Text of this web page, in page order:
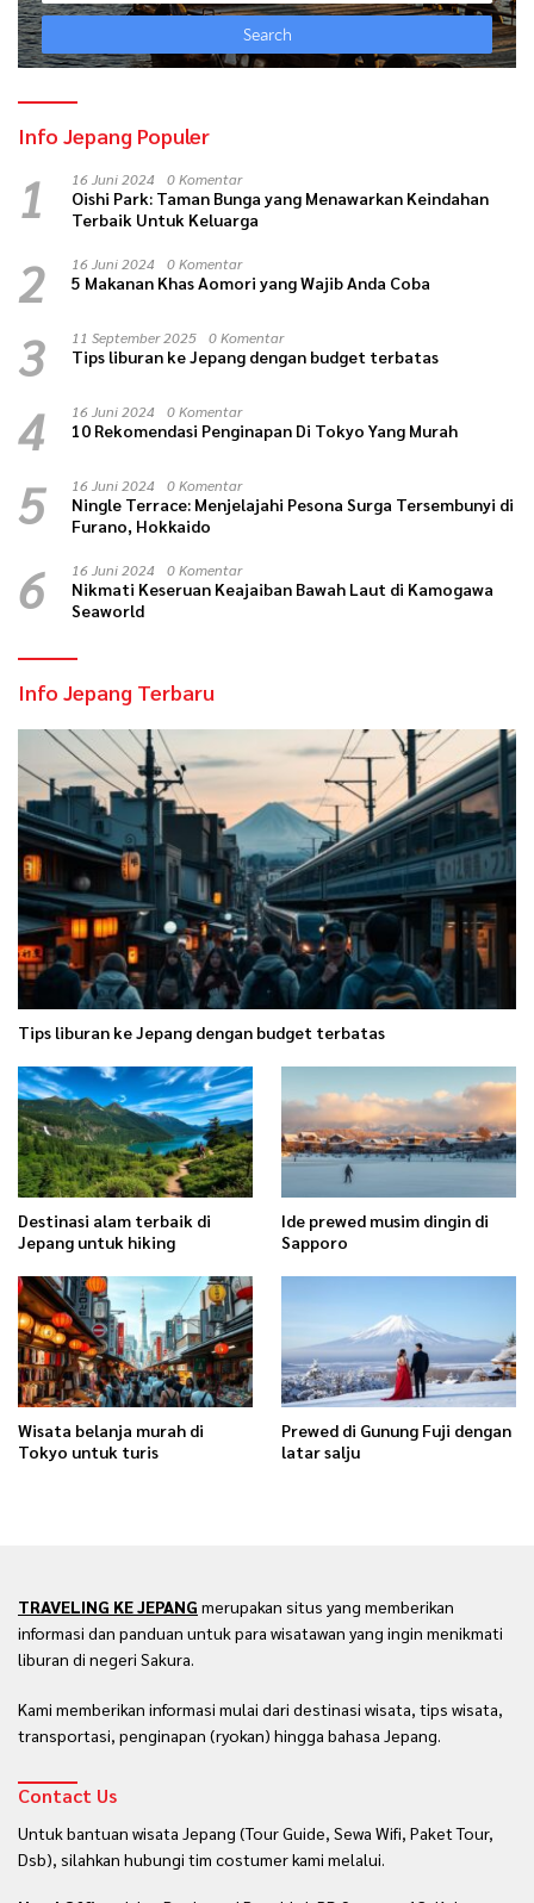
Info Jepang Populer
1 16 Juni 2024 0 Komentar
Oishi Park: Taman Bunga yang Menawarkan Keindahan
Terbaik Untuk Keluarga
2 16 Juni 2024 0 Komentar
5 Makanan Khas Aomori yang Wajib Anda Coba
3 11 September 2025 0 Komentar
Tips liburan ke Jepang dengan budget terbatas
4 16 Juni 2024 0 Komentar
10 Rekomendasi Penginapan Di Tokyo Yang Murah
5 16 Juni 2024 0 Komentar
Ningle Terrace: Menjelajahi Pesona Surga Tersembunyi di
Furano, Hokkaido
6 16 Juni 2024 0 Komentar
Nikmati Keseruan Keajaiban Bawah Laut di Kamogawa
Seaworld
Info Jepang Terbaru
Tips liburan ke Jepang dengan budget terbatas
Destinasi alam terbaik di
Jepang untuk hiking
Ide prewed musim dingin di
Sapporo
Wisata belanja murah di
Tokyo untuk turis
Prewed di Gunung Fuji dengan
latar salju
TRAVELING KE JEPANG merupakan situs yang memberikan
informasi dan panduan untuk para wisatawan yang ingin menikmati
liburan di negeri Sakura.
Kami memberikan informasi mulai dari destinasi wisata, tips wisata,
transportasi, penginapan (ryokan) hingga bahasa Jepang.
Contact Us
Untuk bantuan wisata Jepang (Tour Guide, Sewa Wifi, Paket Tour,
Dsb), silahkan hubungi tim costumer kami melalui.